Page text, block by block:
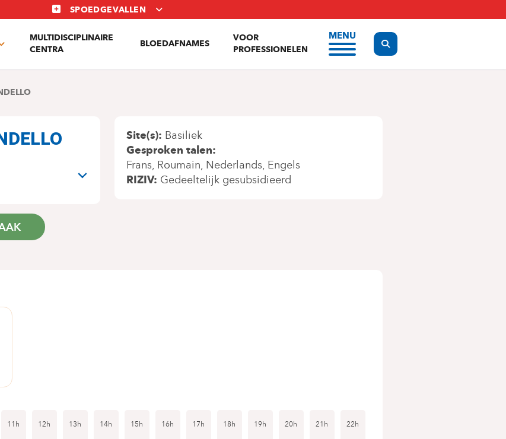
SPOEDGEVALLEN
Toggle
MULTIDISCIPLINAIRE
CENTRA
BLOEDAFNAMES
VOOR
PROFESSIONELEN
MENU
Display the search form
Site(s) Basiliek
Gesproken talen
Frans Roumain Nederlands Engels
RIZIV Gedeeltelijk gesubsidieerd
11h 12h 13h 14h 15h 16h 17h 18h 19h 20h 21h 22h